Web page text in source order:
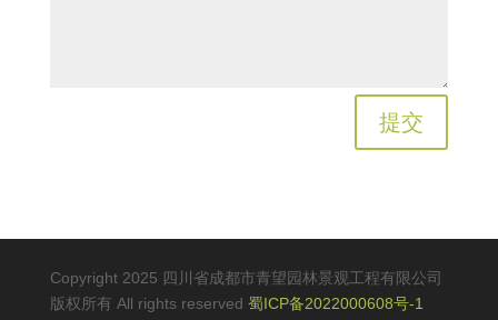
提交
Copyright 2025 四川省成都市青望园林景观工程有限公司
版权所有 All rights reserved 蜀ICP备2022000608号-1